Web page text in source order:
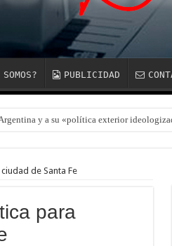
PUBLICIDAD
y a su «política exterior
de Santa Fe
para